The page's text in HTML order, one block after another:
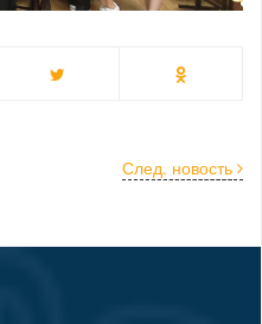
След. новость